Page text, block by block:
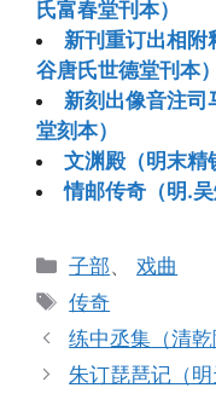
氏富春堂刊本）
新刊重订出相附
谷唐氏世德堂刊本）
新刻出像音注司
堂刻本）
文渊殿（明末精
情邮传奇（明.吴
分
类
子部、 戏曲
标
签
传奇
练中丞集（清乾
朱订琵琶记（明